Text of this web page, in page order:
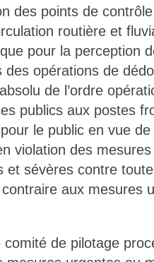
des points de
routière et
pour la perception
des opérations de
de l’ordre
publics aux postes
le public en vue
violation des
et sévères contre
aux mesures
de pilotage